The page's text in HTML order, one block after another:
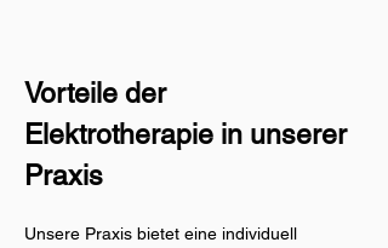
Vorteile der
Elektrotherapie in unserer
Praxis
Unsere Praxis bietet eine individuell